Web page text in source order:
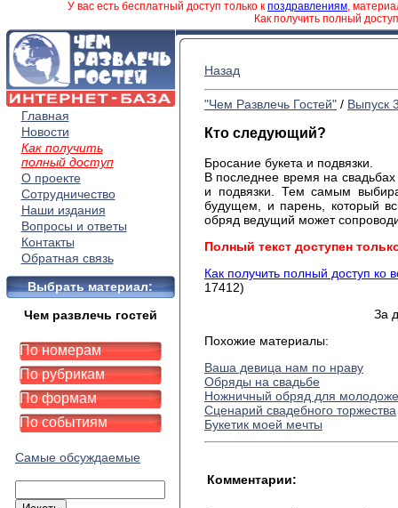
У вас есть бесплатный доступ только к поздравлениям,
Как получить полный
Главная
Новости
Как получить
полный доступ
О проекте
Сотрудничество
Наши издания
Вопросы и ответы
Контакты
Обратная связь
Выбрать материал:
Чем развлечь гостей
По номерам
По рубрикам
По формам
По событиям
Самые обсуждаемые
Назад
"Чем Развлечь Гостей" / Выпуск
Кто следующий?
Бросание букета и подвязки.
В последнее время на
и подвязки. Тем самым
будущем, и парень, который
обряд ведущий может
Полный текст доступен
Как получить полный доступ ко
17412)
За
Похожие материалы:
Ваша девица нам по нраву
Обряды на свадьбе
Ножничный обряд для
Сценарий свадебного торжества
Букетик моей мечты
Комментарии: